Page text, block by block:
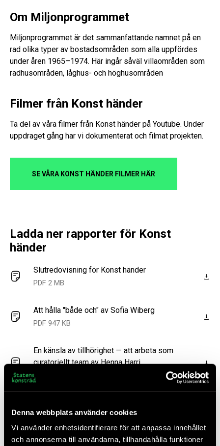
Denna webbplats använder cookies
Vi använder enhetsidentifierare för att anpassa innehållet
och annonserna till användarna, tillhandahålla funktioner
Om Miljonprogrammet
Miljonprogrammet är det sammanfattande namnet på en
rad olika typer av bostadsområden som alla uppfördes
under åren 1965–1974. Här ingår såväl villaområden som
radhusområden, låghus- och höghusområden
Filmer från Konst händer
Ta del av våra filmer från Konst händer på Youtube. Under
uppdraget gång har vi dokumenterat och filmat projekten.
SE VÅRA KONST HÄNDER FILMER HÄR
Ladda ner rapporter för Konst
händer
Slutredovisning för Konst händer
PDF 2 MB
Att hålla "både och" av Sofia Wiberg
PDF 947 KB
En känsla av tillhörighet — att arbeta som
curatoriellt team av Henna Harri
PDF 973 KB
Jenny Lööf, RISE
PDF 942 KB